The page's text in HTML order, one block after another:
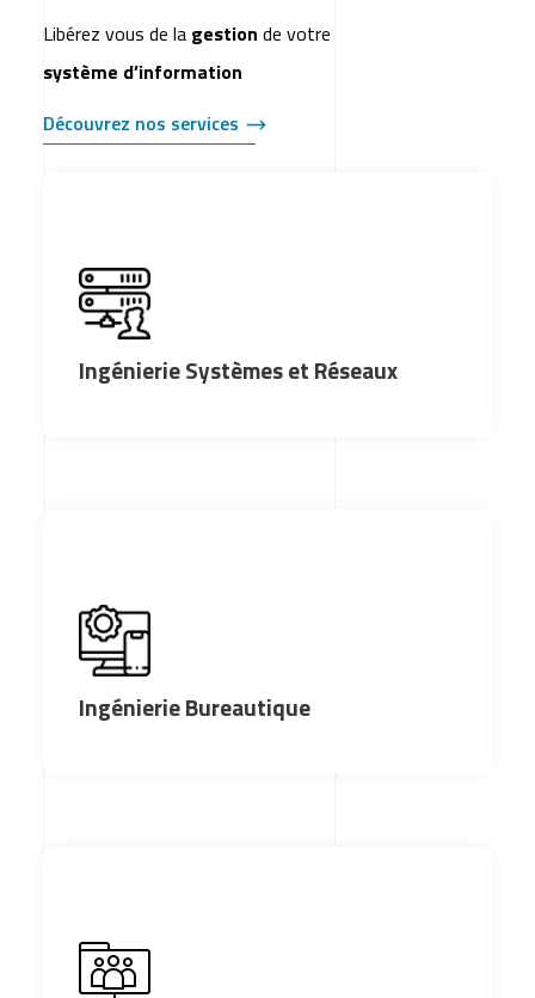
Libérez vous de la gestion de votre
système d’information
Découvrez nos services
Ingénierie Systèmes et Réseaux
Ingénierie Bureautique